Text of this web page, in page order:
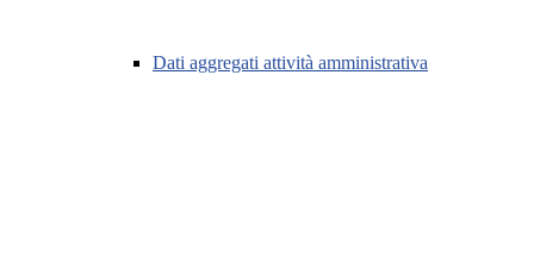
Dati aggregati attività amministrativa